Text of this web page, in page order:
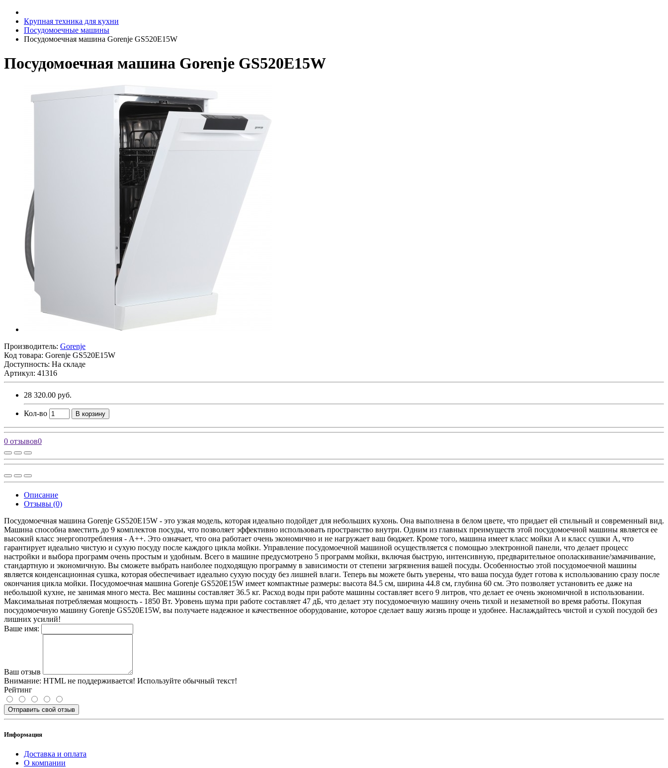
Крупная техника для кухни
Посудомоечные машины
Посудомоечная машина Gorenje GS520E15W
Посудомоечная машина Gorenje GS520E15W
Производитель: Gorenje
Код товара: Gorenje GS520E15W
Доступность: На складе
Артикул: 41316
28 320.00 руб.
Кол-во В корзину
0 отзывов0
Описание
Отзывы (0)
Посудомоечная машина Gorenje GS520E15W - это узкая модель, которая идеально подойдет для небольших кухонь. Она выполнена в белом цвете, что придает ей стильный и современный вид.
Машина способна вместить до 9 комплектов посуды, что позволяет эффективно использовать пространство внутри. Одним из главных преимуществ этой посудомоечной машины является ее
высокий класс энергопотребления - A++. Это означает, что она работает очень экономично и не нагружает ваш бюджет. Кроме того, машина имеет класс мойки A и класс сушки A, что
гарантирует идеально чистую и сухую посуду после каждого цикла мойки. Управление посудомоечной машиной осуществляется с помощью электронной панели, что делает процесс
настройки и выбора программ очень простым и удобным. Всего в машине предусмотрено 5 программ мойки, включая быструю, интенсивную, предварительное ополаскивание/замачивание,
стандартную и экономичную. Вы сможете выбрать наиболее подходящую программу в зависимости от степени загрязнения вашей посуды. Особенностью этой посудомоечной машины
является конденсационная сушка, которая обеспечивает идеально сухую посуду без лишней влаги. Теперь вы можете быть уверены, что ваша посуда будет готова к использованию сразу после
окончания цикла мойки. Посудомоечная машина Gorenje GS520E15W имеет компактные размеры: высота 84.5 см, ширина 44.8 см, глубина 60 см. Это позволяет установить ее даже на
небольшой кухне, не занимая много места. Вес машины составляет 36.5 кг. Расход воды при работе машины составляет всего 9 литров, что делает ее очень экономичной в использовании.
Максимальная потребляемая мощность - 1850 Вт. Уровень шума при работе составляет 47 дБ, что делает эту посудомоечную машину очень тихой и незаметной во время работы. Покупая
посудомоечную машину Gorenje GS520E15W, вы получаете надежное и качественное оборудование, которое сделает вашу жизнь проще и удобнее. Наслаждайтесь чистой и сухой посудой без
лишних усилий!
Ваше имя:
Ваш отзыв
Внимание: HTML не поддерживается! Используйте обычный текст!
Рейтинг
Отправить свой отзыв
Информация
Доставка и оплата
О компании